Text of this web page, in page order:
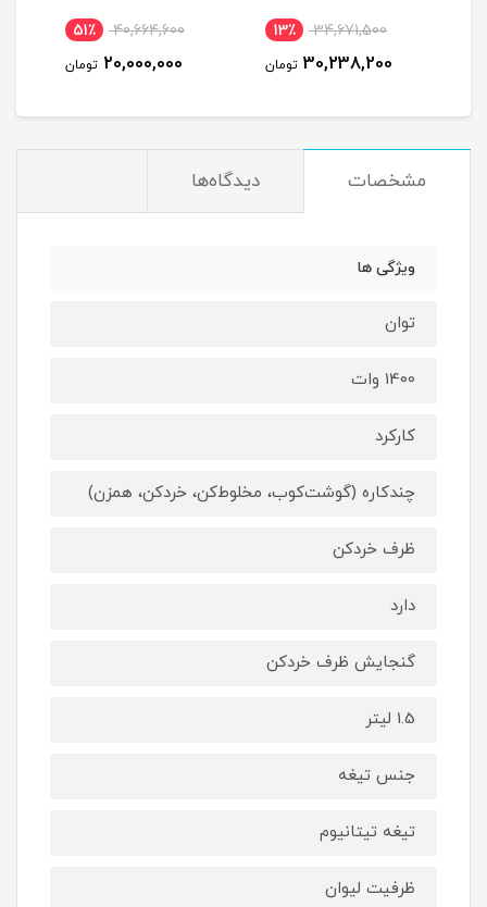
34,671,500 13٪
30,238,200 تومان
40,664,600 51٪
20,000,000 تومان
مشخصات دیدگاه‌ها
ویژگی ها
توان
1400 وات
کارکرد
چندکاره (گوشت‌کوب، مخلوط‌کن، خردکن، همزن)
ظرف خردکن
دارد
گنجایش ظرف خردکن
1.5 لیتر
جنس تیغه
تیغه تیتانیوم
ظرفیت لیوان